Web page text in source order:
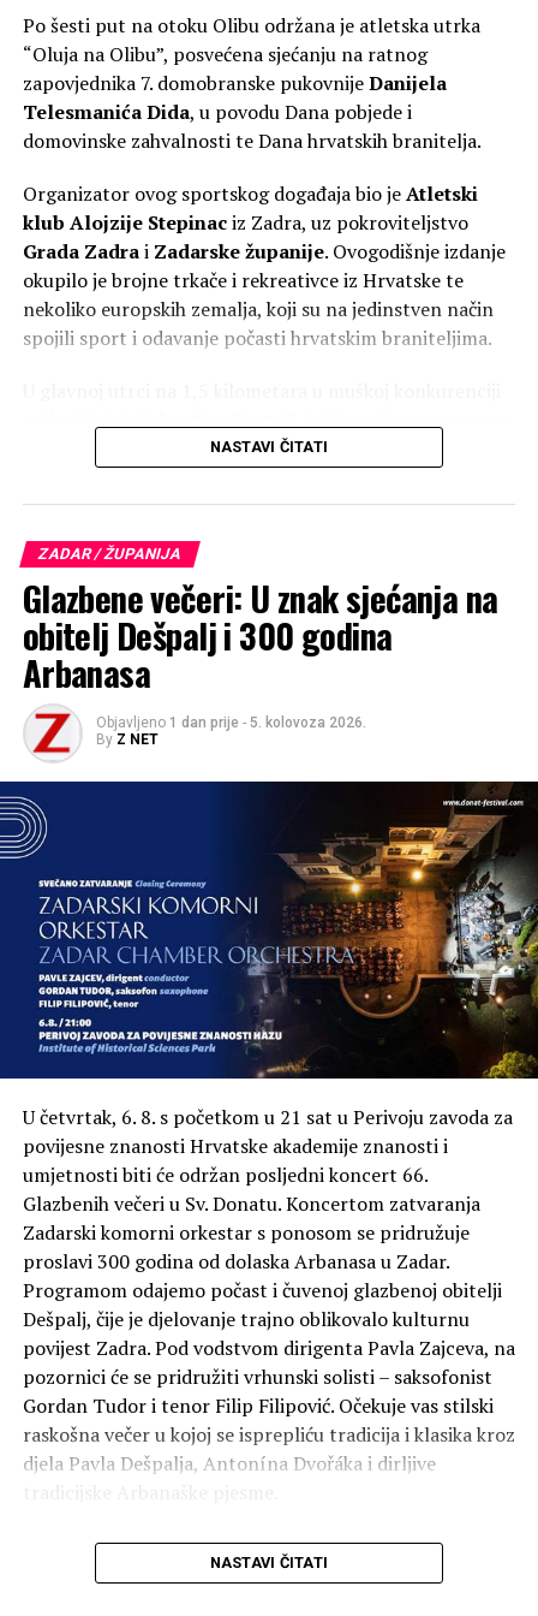
ŠIME ERLIĆ
UP NEXT
ODGOVORNO LJETOVANJE / Nova kampanja Ravnateljstva
civilne zaštite – Službe Zadar
Potres kod Zadra
Po šesti put na otoku Olibu održana je atletska utrka
“Oluja na Olibu”, posvećena sjećanju na ratnog
zapovjednika 7. domobranske pukovnijeDanijela
Telesmanića Dida, u povodu Dana pobjede i
domovinske zahvalnosti te Dana hrvatskih branitelja.
Organizator ovog sportskog događaja bio jeAtletski
klub Alojzije Stepinaciz Zadra, uz pokroviteljstvo
Grada Zadrai Zadarske županije. Ovogodišnje izdanje
okupilo je brojne trkače i rekreativce iz Hrvatske te
nekoliko europskih zemalja, koji su na jedinstven način
spojili sport i odavanje počasti hrvatskim braniteljima.
5:35. Drugo mjesto osvojio je Jakov Sorić
Rijeka s vremenom 6:05.
Kod žena pobjedu je odnijela Agata Repalskaiz Poljske,
koja je dionicu istrčala za 6:07. Druga je bila članica AK
Alojzije StepinacVanja Petrović(6:34), dok je treće
mjesto osvojila Slovenka
Meti Kosec (6:36).
Posebna priznanja uručena suHrvoju Rogiću
godina uspješno istrčao 1,5 kilometara, teMariji Fuzul,
članici AK Alojzije Stepinac, kao najstarijoj sudionici
glavne utrke.
U sklopu manifestacije održane su i dječje utrke na 100,
200, 300 i 400 metara. Pobjednici po disciplinama bili su
Jackson WestiViktorija Cotovna 100 metara, Hrvoje
Rogići Ela Kalatovana 200 metara,Colton Westi
Greta Kolencna 300 metara, dok su na 400 metara kod
dječaka prvo mjesto podijeliliNiko BaruniLuka
Derokov, a u konkurenciji djevojčica slavila jeMaja
Pulišić.
NASTAVI ČITATI
ZADAR / ŽUPANIJA
Glazbene večeri: U znak sjećanja na
obitelj Dešpalj i 300 godina
Arbanasa
Objavljeno 1 dan prije - 5. kolovoza 2026.
By Z NET
U četvrtak, 6. 8. s početkom u 21 sat u Perivoju zavoda za
povijesne znanosti Hrvatske akademije znanosti i
umjetnosti biti će održan posljedni koncert 66.
Glazbenih večeri u Sv. Donatu. Koncertom zatvaranja
Zadarski komorni orkestar s ponosom se pridružuje
proslavi 300 godina od dolaska Arbanasa u Zadar.
Programom odajemo počast i čuvenoj glazbenoj obitelji
Dešpalj, čije je djelovanje trajno oblikovalo kulturnu
povijest Zadra. Pod vodstvom dirigenta Pavla Zajceva, na
pozornici će se pridružiti vrhunski solisti – saksofonist
Gordan Tudor i tenor Filip Filipović. Očekuje vas stilski
raskošna večer u kojoj se isprepliću tradicija i klasika kroz
djela Pavla Dešpalja, Antonína Dvořáka i dirljive
Pavle Zajcev poznati je hrvatski dirigent, violončelist i
pedagog. Diplomirao je violončelo na Muzičkoj akademiji
NASTAVI ČITATI